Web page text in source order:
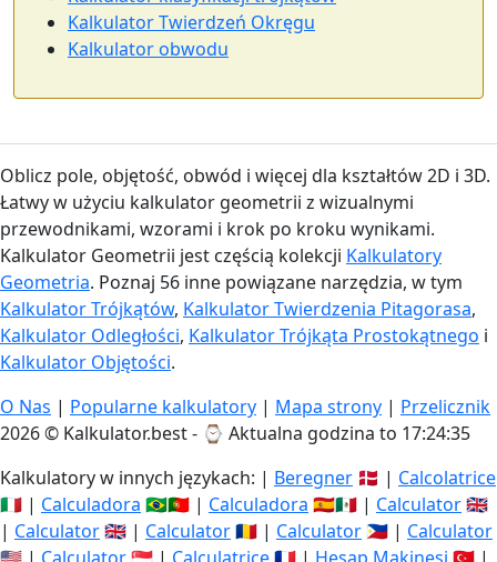
Kalkulator Twierdzeń Okręgu
Kalkulator obwodu
Oblicz pole, objętość, obwód i więcej dla kształtów 2D i 3D.
Łatwy w użyciu kalkulator geometrii z wizualnymi
przewodnikami, wzorami i krok po kroku wynikami.
Kalkulator Geometrii jest częścią kolekcji Kalkulatory
Geometria. Poznaj 56 inne powiązane narzędzia, w tym
Kalkulator Trójkątów, Kalkulator Twierdzenia Pitagorasa,
Kalkulator Odległości, Kalkulator Trójkąta Prostokątnego i
Kalkulator Objętości.
O Nas | Popularne kalkulatory | Mapa strony | Przelicznik
2026 © Kalkulator.best - ⌚ Aktualna godzina to 17:24:36
Kalkulatory w innych językach: | Beregner 🇩🇰 | Calcolatrice
🇮🇹 | Calculadora 🇧🇷🇵🇹 | Calculadora 🇪🇸🇲🇽 | Calculator🇬🇧
| Calculator🇬🇧 | Calculator🇷🇴 | Calculator 🇵🇭 | Calculator